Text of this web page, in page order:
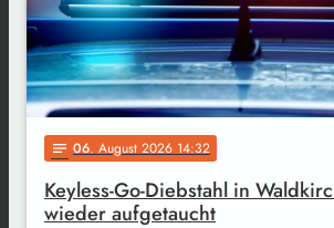
notes 06. August 2026 14:32
Keyless-Go-Diebstahl in
wieder aufgetaucht